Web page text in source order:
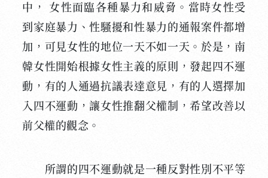
中， 女性面臨各種暴力和威脅。當時女性受
到家庭暴力、性騷擾和性暴力的通報案件都增
加，可見女性的地位一天不如一天。於是，南
韓女性開始根據女性主義的原則，發起四不運
動，有的人通過抗議表達意見，有的人選擇加
入四不運動，讓女性推翻父權制，希望改善以
前父權的觀念。
所謂的四不運動就是一種反對性別不平等